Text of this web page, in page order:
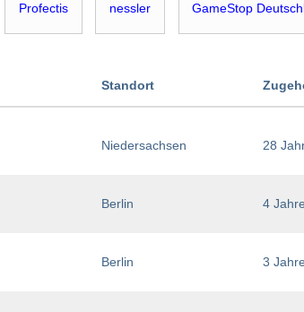
Profectis nessler GameStop
Standort
Niedersachsen 28
Berlin 4 Jahre
Berlin 3 Jahre